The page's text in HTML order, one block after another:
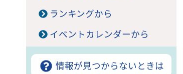
ランキングから
イベントカレンダーから
情報が見つからないときは